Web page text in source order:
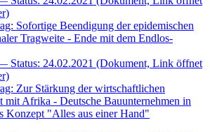
Sofortige Beendigung der epidemischen
Tragweite - Ende mit dem Endlos-
Status: 24.02.2021 (Dokument, Link öffnet
Zur Stärkung der wirtschaftlichen
mit Afrika - Deutsche Bauunternehmen in
Konzept "Alles aus einer Hand"